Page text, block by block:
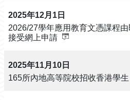
2025年12月1日
2026/27學年應用教育文憑課程
接受網上申請
2025年11月10日
165所內地高等院校招收香港學生